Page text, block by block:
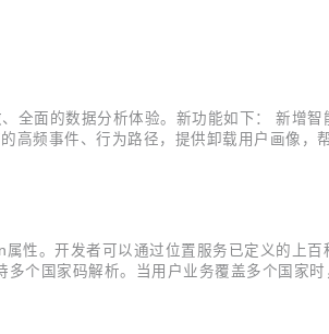
全面的数据分析体验。新功能如下： 新增
高频事件、行为路径，提供卸载用户画像
件或结...
性。开发者可以通过位置服务已定义的上
个国家码解析。当用户业务覆盖多个国家